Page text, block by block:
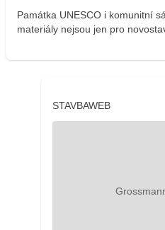
Památka UNESCO i komunitní
materiály nejsou jen pro
STAVBAWEB